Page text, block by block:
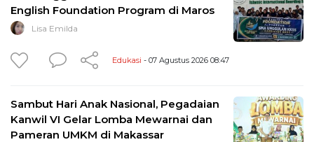
English Foundation Program di Maros
Lisa Emilda
Edukasi - 07 Agustus 2026 08:47
Sambut Hari Anak Nasional, Pegadaian
Kanwil VI Gelar Lomba Mewarnai dan
Pameran UMKM di Makassar